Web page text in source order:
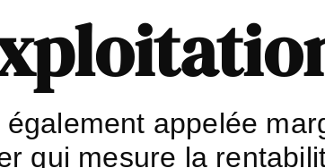
également appelée
qui mesure la